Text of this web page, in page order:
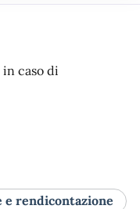
caso di
e rendicontazione